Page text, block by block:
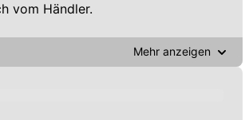
vom Händler.
Mehr anzeigen